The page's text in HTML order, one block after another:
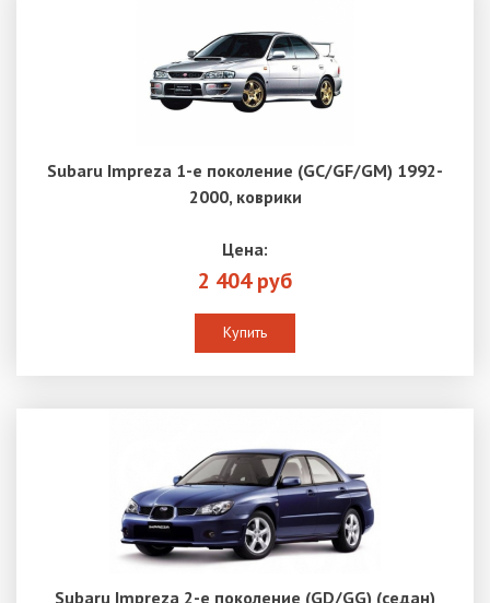
Subaru Impreza 1-е поколение (GC/GF/GM) 1992-
2000, коврики
Цена:
2 404 руб
Купить
Subaru Impreza 2-е поколение (GD/GG) (седан)